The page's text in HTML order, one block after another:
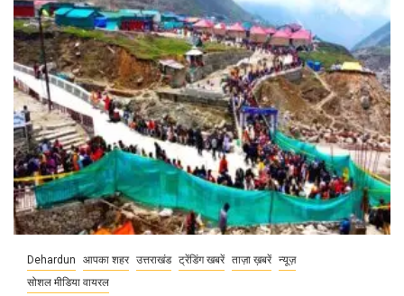
Dehardun आपका शहर उत्तराखंड ट्रेंडिंग खबरें ताज़ा ख़बरें न्यूज़
सोशल मीडिया वायरल